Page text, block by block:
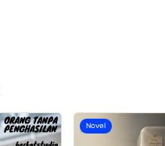
Novel